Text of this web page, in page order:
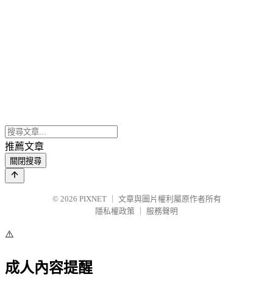
推薦文章
關閉搜尋
© 2026 PIXNET
文章與圖片權利屬原作者所有
隱私權政策
服務聲明
⚠️
成人內容提醒